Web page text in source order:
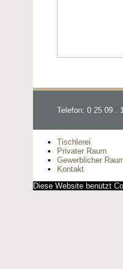
Telefon: 0 25 09 .
Tischlerei
Privater Raum
Gewerblicher
Kontakt
Diese Website benutzt